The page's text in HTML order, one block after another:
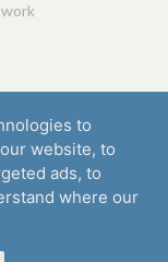
to
website, to
ads, to
where our